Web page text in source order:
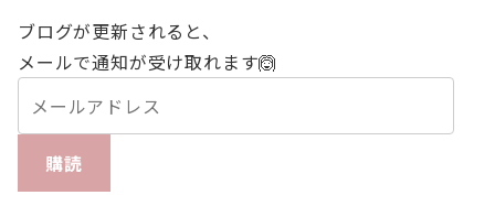
ブログが更新されると、
メールで通知が受け取れます🙆
購読